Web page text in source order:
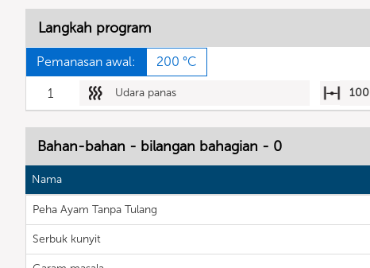
Langkah program
Pemanasan awal: 200 °C
1 Udara panas 100
Bahan-bahan - bilangan bahagian - 0
Nama
Peha Ayam Tanpa Tulang
Serbuk kunyit